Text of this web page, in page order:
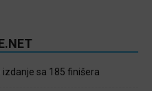
izdanje sa 185 finišera